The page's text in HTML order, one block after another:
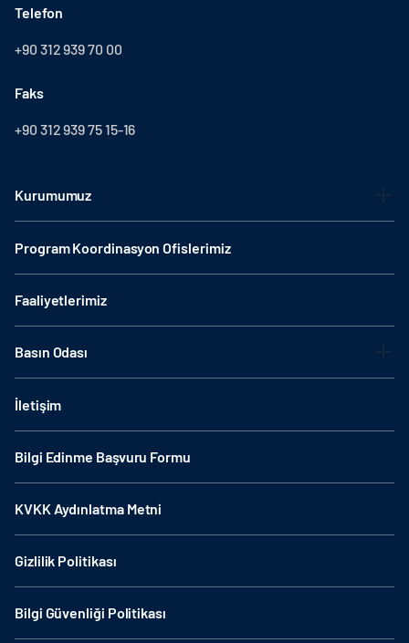
Telefon
+90 312 939 70 00
Faks
+90 312 939 75 15-16
Kurumumuz
Program Koordinasyon Ofislerimiz
Faaliyetlerimiz
Basın Odası
İletişim
Bilgi Edinme Başvuru Formu
KVKK Aydınlatma Metni
Gizlilik Politikası
Bilgi Güvenliği Politikası